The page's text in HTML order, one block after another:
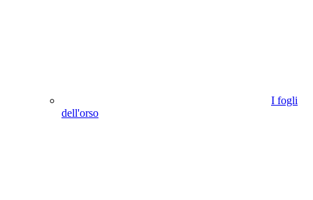
I fogli
dell'orso